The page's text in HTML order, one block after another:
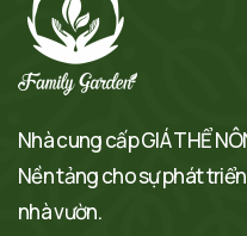
Nhà cung cấp GIÁ THỂ
Nền tảng cho sự phát
nhà vườn.